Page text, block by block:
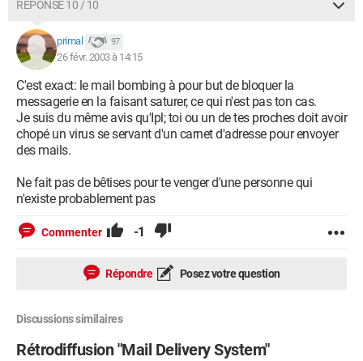
RÉPONSE 10 / 10
primal 97
26 févr. 2003 à 14:15
C'est exact: le mail bombing à pour but de bloquer la
messagerie en la faisant saturer, ce qui n'est pas ton cas.
Je suis du même avis qu'Ipl; toi ou un de tes proches doit avoir
chopé un virus se servant d'un carnet d'adresse pour envoyer
des mails.
Ne fait pas de bêtises pour te venger d'une personne qui
n'existe probablement pas
Commenter -1
Répondre Posez votre question
Discussions similaires
Rétrodiffusion "Mail Delivery System"